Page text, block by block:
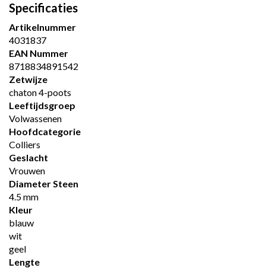
Specificaties
Artikelnummer
4031837
EAN Nummer
8718834891542
Zetwijze
chaton 4-poots
Leeftijdsgroep
Volwassenen
Hoofdcategorie
Colliers
Geslacht
Vrouwen
Diameter Steen
4.5 mm
Kleur
blauw
wit
geel
Lengte